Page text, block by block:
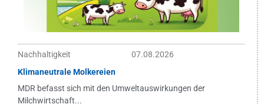
Nachhaltigkeit
07.08.2026
Klimaneutrale Molkereien
MDR befasst sich mit den Umweltauswirkungen der
Milchwirtschaft...